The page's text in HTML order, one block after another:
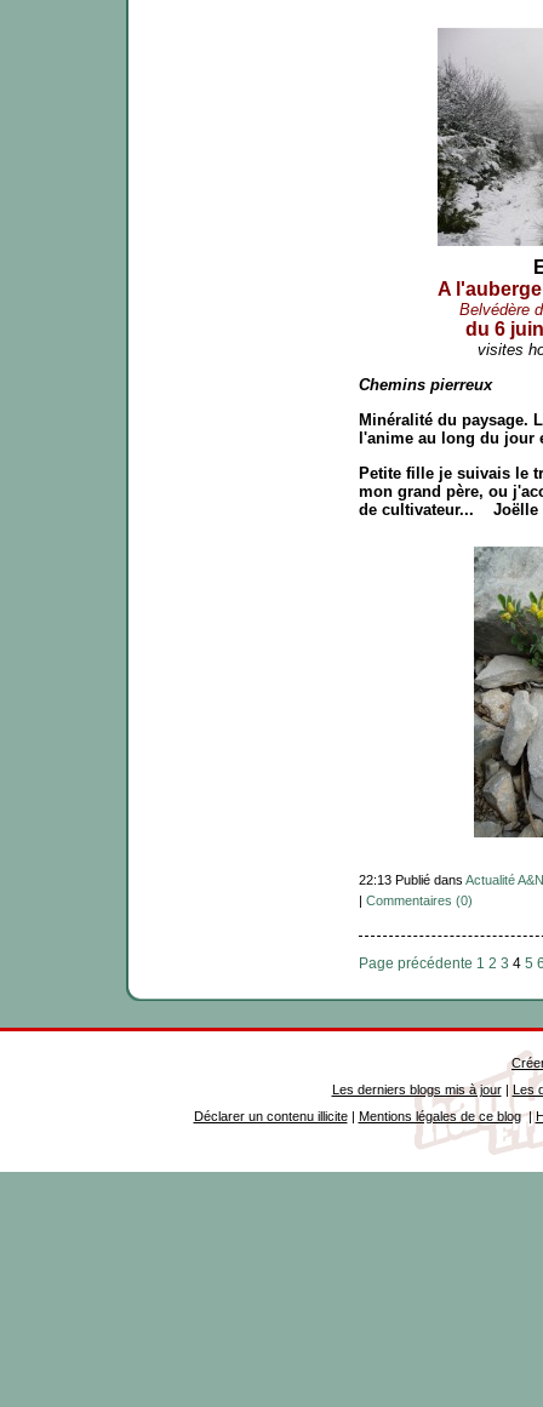
A
Belvédère
du 6
visites
Chemins pierreux
Minéralité du paysage.
l'anime au long du jour
Petite fille je suivais le
mon grand père, ou
de cultivateur... Joëlle
22:13 Publié dans Actualité A&N
| Commentaires (0)
Page précédente 1 2 3 4 5
Les derniers blogs mis à jour| Les
Déclarer un contenu illicite| Mentions légales de ce blog|